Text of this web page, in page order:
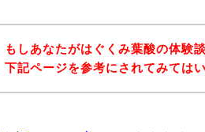
もしあなたがはぐくみ葉酸の体験
下記ページを参考にされてみては